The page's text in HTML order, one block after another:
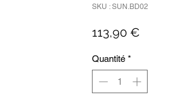
SKU : SUN.BD02
113,90 €
Quantité *